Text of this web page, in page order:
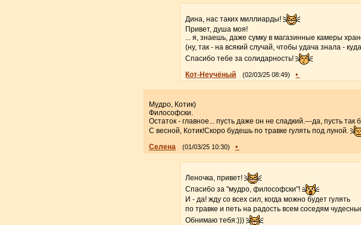
Дина, нас таких миллиарды!
Привет, душа моя!
... я, знаешь, даже сумку в магазинные камеры
(ну, так - на всякий случай, чтобы удача знала -
Спасибо тебе за солидарность!
Кот-Неучёный
(02/03/25 08:49) •
Мудро, Котик)
Философски.
Остаток - главное... пусть даже он не сладкий.---да, пусть так
С весной, Котик!Скоро будешь по травке гулять под луной.
Селена
(01/03/25 10:30) •
Леночка, привет!
Спасибо за "мудро, философски"!
И - да! жду со всех сил, когда можно будет гулять
по травке и петь на радость всем соседям
Обнимаю тебя:)))